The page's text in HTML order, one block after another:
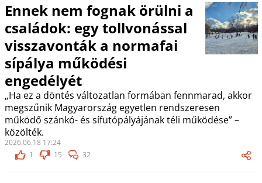
Ennek nem fognak örülni a
családok: egy tollvonással
visszavonták a normafai
sípálya működési
engedélyét
„Ha ez a döntés változatlan formában fennmarad, akkor
megszűnik Magyarország egyetlen rendszeresen
működő szánkó- és sífutópályájának téli működése” –
közölték.
2026.06.18 17:24
1
15 32